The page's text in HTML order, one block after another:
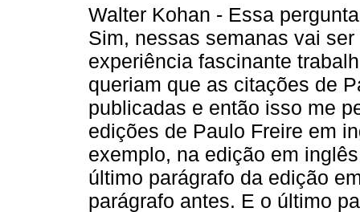
Walter Kohan - Essa
Sim, nessas semanas vai
experiência fascinante
queriam que as citações de
publicadas e então isso me
edições de Paulo Freire em
exemplo, na edição em
último parágrafo da edição
parágrafo antes. E o último